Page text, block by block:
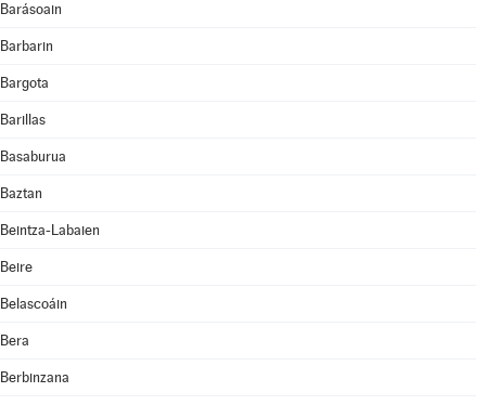
Barásoain
Barbarin
Bargota
Barillas
Basaburua
Baztan
Beintza-Labaien
Beire
Belascoáin
Bera
Berbinzana